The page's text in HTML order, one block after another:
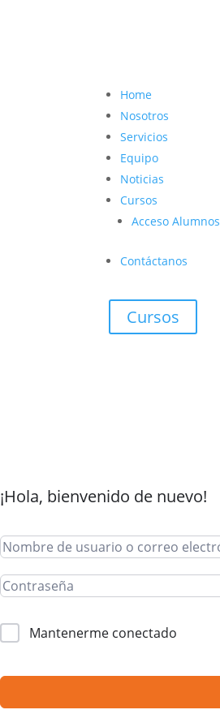
Home
Nosotros
Servicios
Equipo
Noticias
Cursos
Acceso Alumnos
Contáctanos
Cursos
¡Hola, bienvenido de nuevo!
Mantenerme conectado